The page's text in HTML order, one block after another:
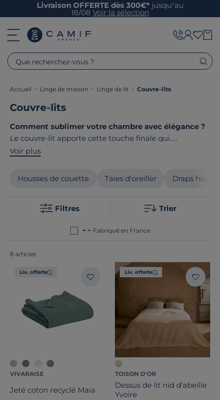
Livraison OFFERTE dès 300€* jusqu’au
18/08 Voir la sélection
Que recherchez-vous ?
Accueil > Linge de maison > Linge de lit > Couvre-lits
Couvre-lits
Comment sublimer votre chambre avec élégance ?
Le couvre-lit apporte cette touche finale qui
transforme votre espace nuit. À la fois décoratif et
Découvrez notre sélection de couvre-lits fabriqués
avec des matières nobles et des finitions soignées. Un
ressemble. Le point commun de nos produits ? Ils sont
Voir plus
Housses de couette Taies d'oreiller Draps
Filtres Trier
Fabriqué en France
8 articles
Liv. offerte
VIVARAISE
Jeté coton recyclé Maia
Liv. offerte
TOISON D'OR
Dessus de lit nid d'abeille
Yvoire
Dimension
Marque
Stock
Certifications et labels